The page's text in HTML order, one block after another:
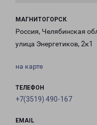
МАГНИТОГОРСК
Россия, Челябинская
улица Энергетиков, 2к1
на карте
ТЕЛЕФОН
+7(3519) 490-167
EMAIL